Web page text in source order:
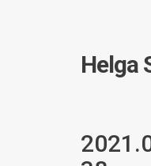
Helga